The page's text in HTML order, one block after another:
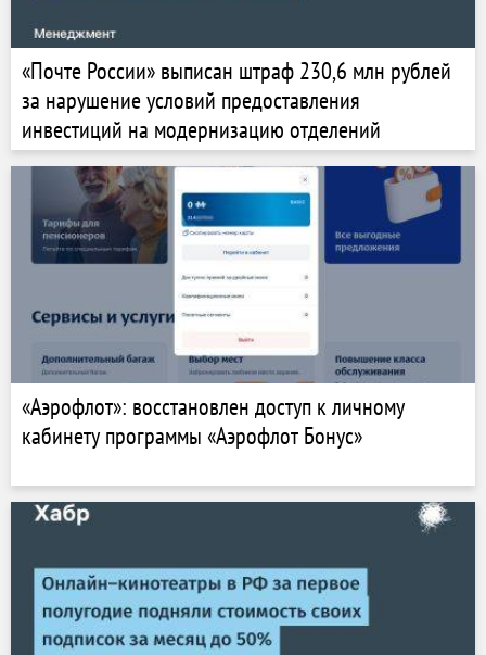
«Почте России» выписан штраф 230,6 млн рублей
за нарушение условий предоставления
инвестиций на модернизацию отделений
«Аэрофлот»: восстановлен доступ к личному
кабинету программы «Аэрофлот Бонус»